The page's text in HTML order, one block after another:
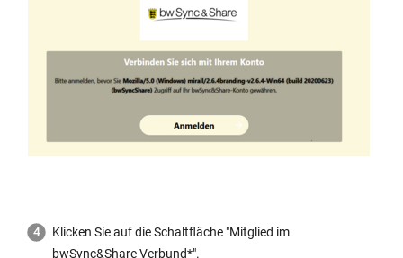
Klicken Sie auf die Schaltfläche "Mitglied im
bwSync&Share Verbund*".